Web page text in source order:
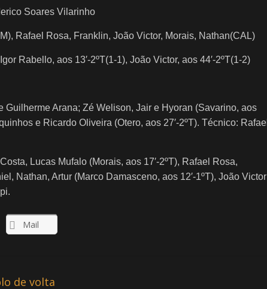
Soares Vilarinho
Rafael Rosa, Franklin, João Victor, Morais, Nathan(CAL)
Rabello, aos 13′-2ºT(1-1), João Victor, aos 44′-2ºT(1-2)
Guilherme Arana; Zé Welison, Jair e Hyoran (Savarino, aos
e Ricardo Oliveira (Otero, aos 27′-2ºT). Técnico: Rafael
Lucas Mufalo (Morais, aos 17′-2ºT), Rafael Rosa,
Nathan, Artur (Marco Damasceno, aos 12′-1ºT), João Victor
Mail
de volta